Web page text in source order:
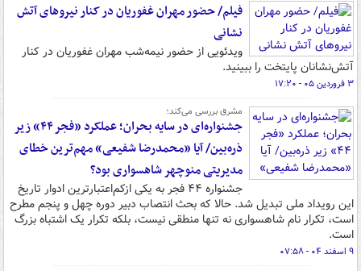
فیلم/ حضور مهران غفوریان در کنار نیروهای آتش
نشانی
ویدئویی از حضور نیمه‌شب مهران غفوریان در کنار
آتش‌نشانان پایتخت را ببینید.
۳ فروردین ۰۵ - ۱۷:۲۰
مشرق بررسی می‌کند؛
جشنواره‌ای در سایه بحران؛ عملکرد «فجر ۴۴» زیر
ذره‌بین/ آیا «محمدرضا شفیعی» مهم‌ترین خطای
مدیریتی منوچهر شاهسواری بود؟
جشنواره ۴۴ فجر به یکی ازکم‌اعتبارترین ادوار تاریخ
این رویداد ملی تبدیل شد. حالا که بحث انتصاب دبیر دوره چهل و پنجم مطرح
است، تکرار نام شاهسواری نه تنها منطقی نیست، بلکه تکرار یک اشتباه بزرگ
است.
۹ اسفند ۰۴ - ۰۷:۵۸